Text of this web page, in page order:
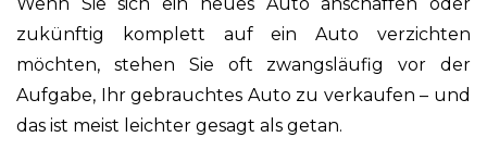
zukünftig komplett auf ein Auto verzichten
möchten, stehen Sie oft zwangsläufig vor der
Aufgabe, Ihr gebrauchtes Auto zu verkaufen – und
das ist meist leichter gesagt als getan.